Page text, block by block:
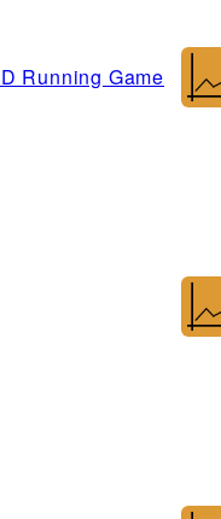
Running Game